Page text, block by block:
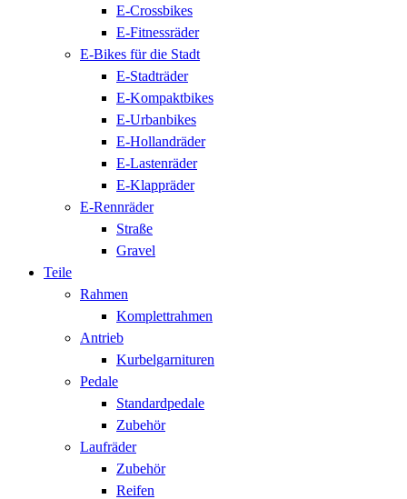
E-Crossbikes
E-Fitnessräder
E-Bikes für die Stadt
E-Stadträder
E-Kompaktbikes
E-Urbanbikes
E-Hollandräder
E-Lastenräder
E-Klappräder
E-Rennräder
Straße
Gravel
Teile
Rahmen
Komplettrahmen
Antrieb
Kurbelgarnituren
Pedale
Standardpedale
Zubehör
Laufräder
Zubehör
Reifen